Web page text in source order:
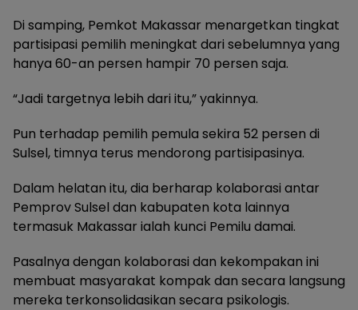
Di samping, Pemkot Makassar menargetkan tingkat
partisipasi pemilih meningkat dari sebelumnya yang
hanya 60-an persen hampir 70 persen saja.
“Jadi targetnya lebih dari itu,” yakinnya.
Pun terhadap pemilih pemula sekira 52 persen di
Sulsel, timnya terus mendorong partisipasinya.
Dalam helatan itu, dia berharap kolaborasi antar
Pemprov Sulsel dan kabupaten kota lainnya
termasuk Makassar ialah kunci Pemilu damai.
Pasalnya dengan kolaborasi dan kekompakan ini
membuat masyarakat kompak dan secara langsung
mereka terkonsolidasikan secara psikologis.